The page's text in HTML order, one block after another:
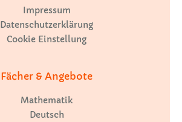
Impressum
Datenschutzerklärung
Cookie Einstellung
Fächer & Angebote
Mathematik
Deutsch